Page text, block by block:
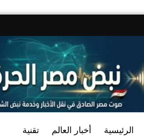
الرئيسية أخبار العالم تقنية